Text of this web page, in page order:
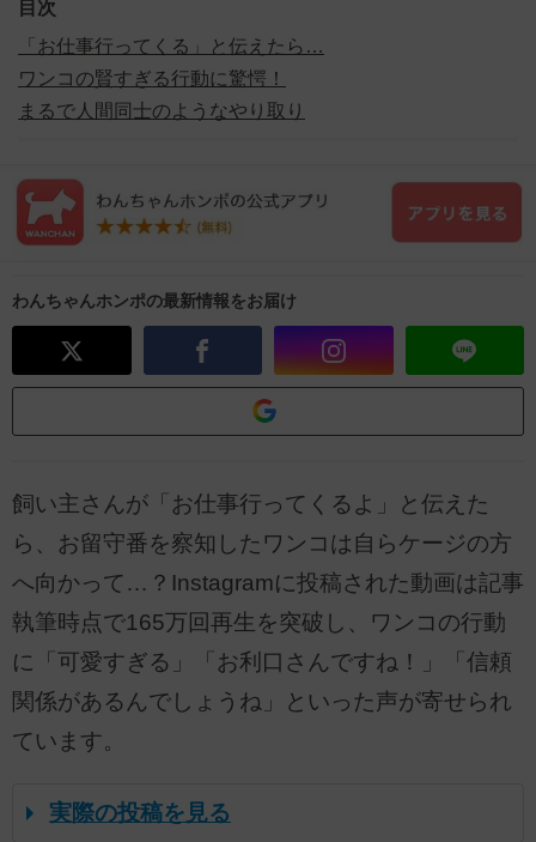
目次
「お仕事行ってくる」と伝えたら…
ワンコの賢すぎる行動に驚愕！
まるで人間同士のようなやり取り
わんちゃんホンポの最新情報をお届け
飼い主さんが「お仕事行ってくるよ」と伝えた
ら、お留守番を察知したワンコは自らケージの方
へ向かって…？Instagramに投稿された動画は記事
執筆時点で165万回再生を突破し、ワンコの行動
に「可愛すぎる」「お利口さんですね！」「信頼
関係があるんでしょうね」といった声が寄せられ
ています。
実際の投稿を見る